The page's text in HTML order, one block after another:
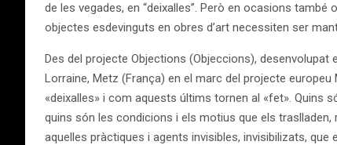
de les vegades, en “deixalles”. Però en ocasions
objectes esdevinguts en obres d’art necessiten ser
Des del projecte Objections (Objeccions), desenvolupat
Lorraine, Metz (França) en el marc del projecte
«deixalles» i com aquests últims tornen al «fet». Quins
quins són les condicions i els motius que els
aquelles pràctiques i agents invisibles, invisibilizats,